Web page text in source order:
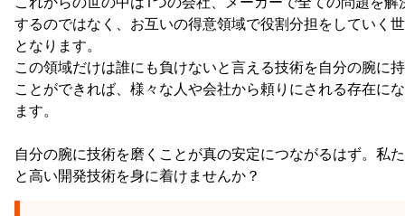
するのではなく、お互いの得意領域で役割分担をしていく
となります。
この領域だけは誰にも負けないと言える技術を自分の腕に
ことができれば、様々な人や会社から頼りにされる存在に
ます。
自分の腕に技術を磨くことが真の安定につながるはず。私
と高い開発技術を身に着けませんか？